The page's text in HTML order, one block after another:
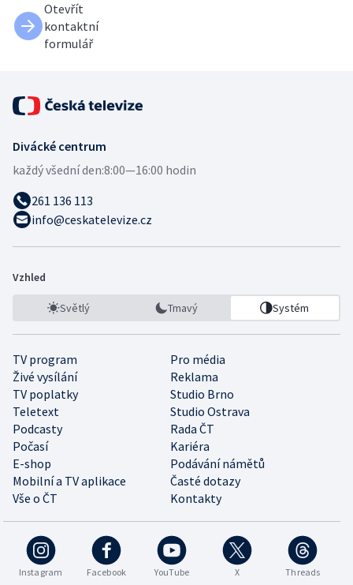
Otevřít
kontaktní
formulář
Divácké centrum
každý všední den:8:00—16:00 hodin
261 136 113
info@ceskatelevize.cz
Vzhled
Světlý Tmavý Systém
TV program
Pro média
Živé vysílání
Reklama
TV poplatky
Studio Brno
Teletext
Studio Ostrava
Podcasty
Rada ČT
Počasí
Kariéra
E-shop
Podávání námětů
Mobilní a TV aplikace
Časté dotazy
Vše o ČT
Kontakty
Instagram Facebook YouTube X Threads